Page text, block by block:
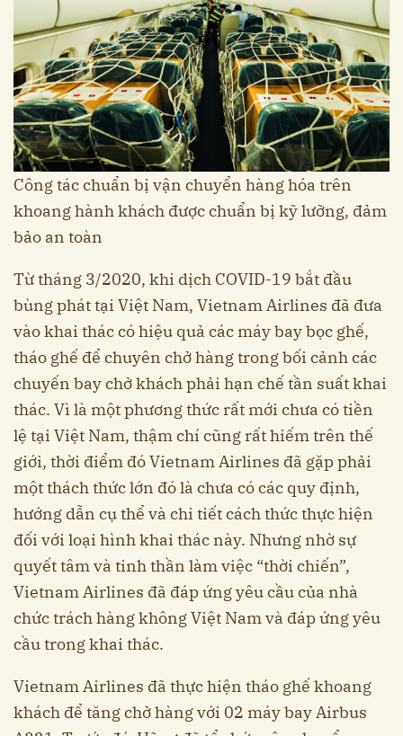
Công tác chuẩn bị vận chuyển hàng hóa trên
khoang hành khách được chuẩn bị kỹ lưỡng, đảm
bảo an toàn
Từ tháng 3/2020, khi dịch COVID-19 bắt đầu
bùng phát tại Việt Nam, Vietnam Airlines đã đưa
vào khai thác có hiệu quả các máy bay bọc ghế,
tháo ghế để chuyên chở hàng trong bối cảnh các
chuyến bay chở khách phải hạn chế tần suất khai
thác. Vì là một phương thức rất mới chưa có tiền
lệ tại Việt Nam, thậm chí cũng rất hiếm trên thế
giới, thời điểm đó Vietnam Airlines đã gặp phải
một thách thức lớn đó là chưa có các quy định,
hướng dẫn cụ thể và chi tiết cách thức thực hiện
đối với loại hình khai thác này. Nhưng nhờ sự
quyết tâm và tinh thần làm việc “thời chiến”,
Vietnam Airlines đã đáp ứng yêu cầu của nhà
chức trách hàng không Việt Nam và đáp ứng yêu
cầu trong khai thác.
Vietnam Airlines đã thực hiện tháo ghế khoang
khách để tăng chở hàng với 02 máy bay Airbus